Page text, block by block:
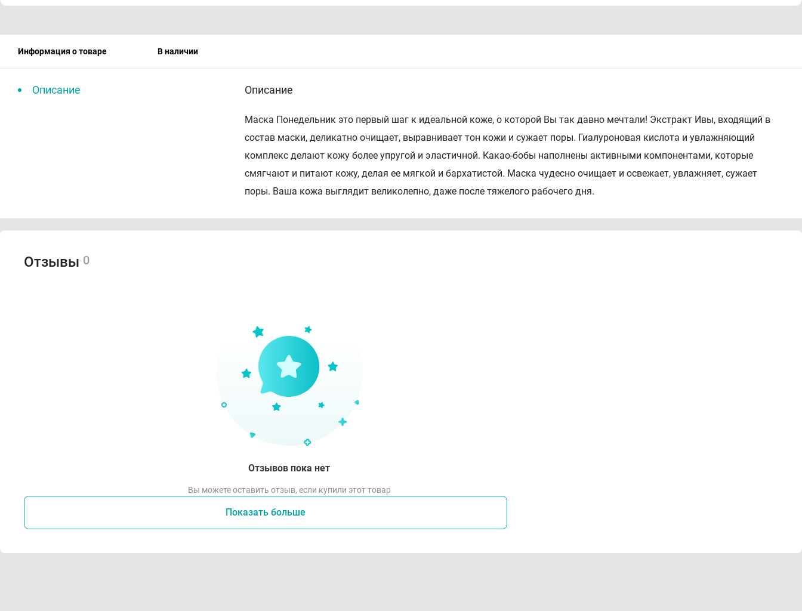
Информация о товаре В наличии
Описание Описание
Маска Понедельник это первый шаг к идеальной коже, о которой Вы так давно мечтали! Экстракт Ивы, входящий в
состав маски, деликатно очищает, выравнивает тон кожи и сужает поры. Гиалуроновая кислота и увлажняющий
комплекс делают кожу более упругой и эластичной. Какао-бобы наполнены активными компонентами, которые
смягчают и питают кожу, делая ее мягкой и бархатистой. Маска чудесно очищает и освежает, увлажняет, сужает
поры. Ваша кожа выглядит великолепно, даже после тяжелого рабочего дня.
Отзывы 0
Отзывов пока нет
Вы можете оставить отзыв, если купили этот товар
Показать больше